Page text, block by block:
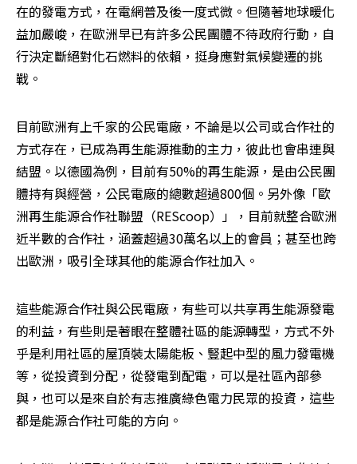
在的發電方式，在電網普及後一度式微。但隨著地球暖化
益加嚴峻，在歐洲早已有許多公民團體不待政府行動，自
行決定斷絕對化石燃料的依賴，挺身應對氣候變遷的挑
戰。
目前歐洲有上千家的公民電廠，不論是以公司或合作社的
方式存在，已成為再生能源推動的主力，彼此也會串連與
結盟。以德國為例，目前有50%的再生能源，是由公民團
體持有與經營，公民電廠的總數超過800個。另外像「歐
洲再生能源合作社聯盟（REScoop）」，目前就整合歐洲
近半數的合作社，涵蓋超過30萬名以上的會員；甚至也跨
出歐洲，吸引全球其他的能源合作社加入。
這些能源合作社與公民電廠，有些可以共享再生能源發電
的利益，有些則是著眼在整體社區的能源轉型，方式不外
乎是利用社區的屋頂裝太陽能板、豎起中型的風力發電機
等，從投資到分配，從發電到配電，可以是社區內部參
與，也可以是來自於有志推廣綠色電力民眾的投資，這些
都是能源合作社可能的方向。